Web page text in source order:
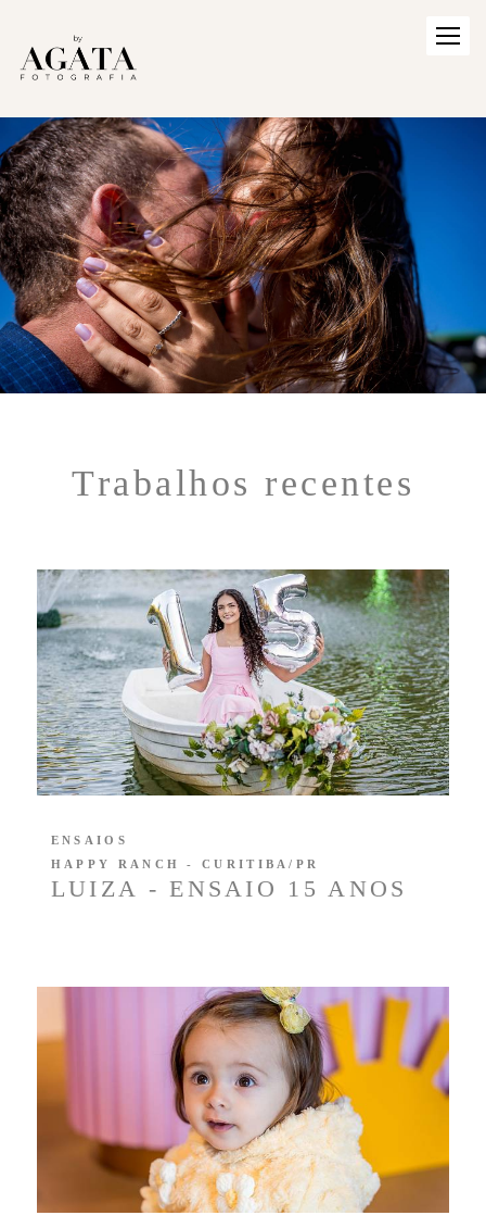
Trabalhos recentes
LUIZA - ENSAIO 15 ANOS
ENSAIOS
HAPPY RANCH - CURITIBA/PR